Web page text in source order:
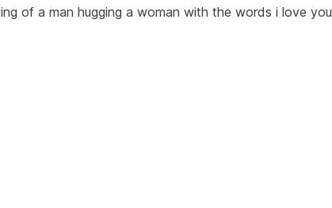
of a man hugging a woman with the words i love you